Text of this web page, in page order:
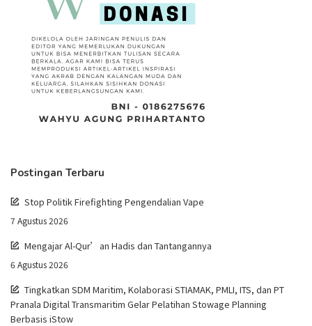
Postingan Terbaru
Stop Politik Firefighting Pengendalian Vape
7 Agustus 2026
Mengajar Al-Qur’an Hadis dan Tantangannya
6 Agustus 2026
Tingkatkan SDM Maritim, Kolaborasi STIAMAK, PMLI, ITS, dan PT
Pranala Digital Transmaritim Gelar Pelatihan Stowage Planning
Berbasis iStow